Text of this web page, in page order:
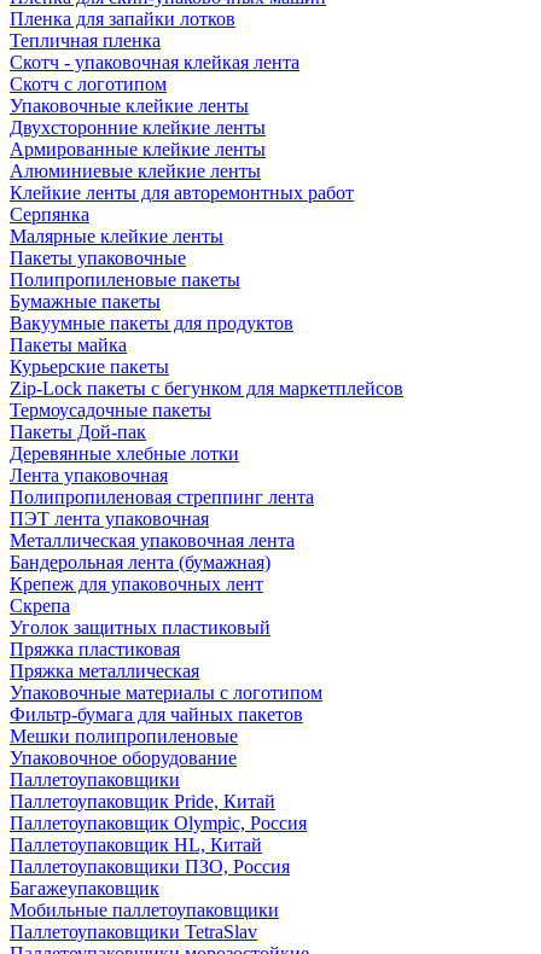
Пленка для запайки лотков
Тепличная пленка
Скотч - упаковочная клейкая лента
Скотч с логотипом
Упаковочные клейкие ленты
Двухсторонние клейкие ленты
Армированные клейкие ленты
Алюминиевые клейкие ленты
Клейкие ленты для авторемонтных работ
Серпянка
Малярные клейкие ленты
Пакеты упаковочные
Полипропиленовые пакеты
Бумажные пакеты
Вакуумные пакеты для продуктов
Пакеты майка
Курьерские пакеты
Zip-Lock пакеты с бегунком для маркетплейсов
Термоусадочные пакеты
Пакеты Дой-пак
Деревянные хлебные лотки
Лента упаковочная
Полипропиленовая стреппинг лента
ПЭТ лента упаковочная
Металлическая упаковочная лента
Бандерольная лента (бумажная)
Крепеж для упаковочных лент
Скрепа
Уголок защитных пластиковый
Пряжка пластиковая
Пряжка металлическая
Упаковочные материалы с логотипом
Фильтр-бумага для чайных пакетов
Мешки полипропиленовые
Упаковочное оборудование
Паллетоупаковщики
Паллетоупаковщик Pride, Китай
Паллетоупаковщик Olympic, Россия
Паллетоупаковщик HL, Китай
Паллетоупаковщики ПЗО, Россия
Багажеупаковщик
Мобильные паллетоупаковщики
Паллетоупаковщики TetraSlav